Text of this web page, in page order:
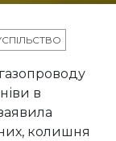
в
колишня